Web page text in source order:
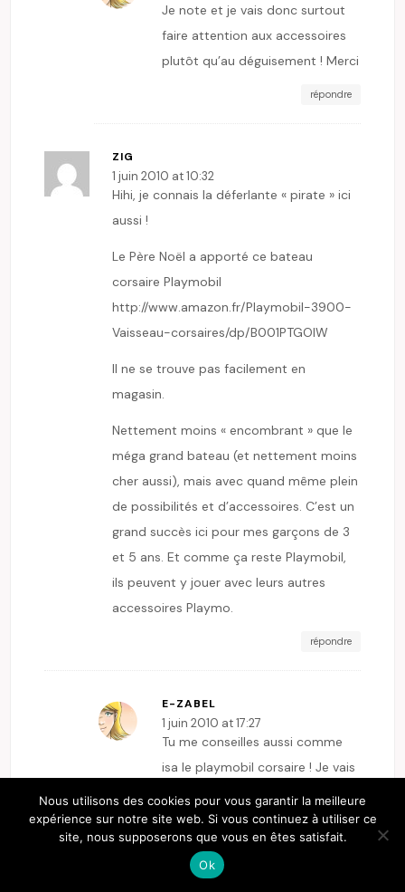
Je note et je vais donc surtout
faire attention aux accessoires
plutôt qu’au déguisement ! Merci
répondre
ZIG
1 juin 2010 at 10:32
Hihi, je connais la déferlante « pirate » ici
aussi !
Le Père Noël a apporté ce bateau
corsaire Playmobil
http://www.amazon.fr/Playmobil-3900-
Vaisseau-corsaires/dp/B001PTGOIW
Il ne se trouve pas facilement en
magasin.
Nettement moins « encombrant » que le
méga grand bateau (et nettement moins
cher aussi), mais avec quand même plein
de possibilités et d’accessoires. C’est un
grand succès ici pour mes garçons de 3
et 5 ans. Et comme ça reste Playmobil,
ils peuvent y jouer avec leurs autres
accessoires Playmo.
répondre
E-ZABEL
1 juin 2010 at 17:27
Tu me conseilles aussi comme
isa le playmobil corsaire ! Je vais
donc regarder ça de près ! Merci.
répondre
Nous utilisons des cookies pour vous garantir la meilleure
expérience sur notre site web. Si vous continuez à utiliser ce
site, nous supposerons que vous en êtes satisfait.
Ok